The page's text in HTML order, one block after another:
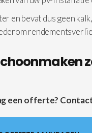
en bevat dus geen
een offerte?